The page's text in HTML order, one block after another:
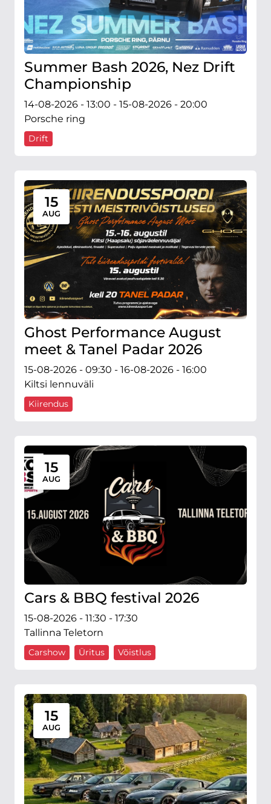
Summer Bash 2026, Nez Drift
Championship
14-08-2026 - 13:00 - 15-08-2026 - 20:00
Porsche ring
Drift
15
AUG
Ghost Performance August
meet & Tanel Padar 2026
15-08-2026 - 09:30 - 16-08-2026 - 16:00
Kiltsi lennuväli
Kiirendus
15
AUG
Cars & BBQ festival 2026
15-08-2026 - 11:30 - 17:30
Tallinna Teletorn
Carshow Üritus Võistlus
15
AUG